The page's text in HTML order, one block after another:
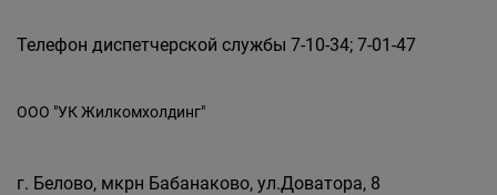
Телефон диспетчерской службы 7-10-34; 7-01-47
ООО "УК Жилкомхолдинг"
г. Белово, мкрн Бабанаково, ул.Доватора, 8